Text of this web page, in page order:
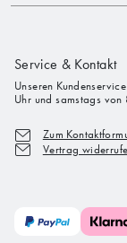
Service & Kontakt
Unseren
Uhr und samstags von
Zum
Vertrag